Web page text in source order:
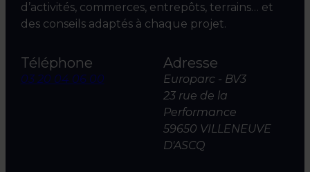
d’activités, commerces, entrepôts, terrains… et
des conseils adaptés à chaque projet.
Téléphone
03 20 04 06 00
Adresse
Europarc - BV3
23 rue de la
Performance
59650 VILLENEUVE
D'ASCQ